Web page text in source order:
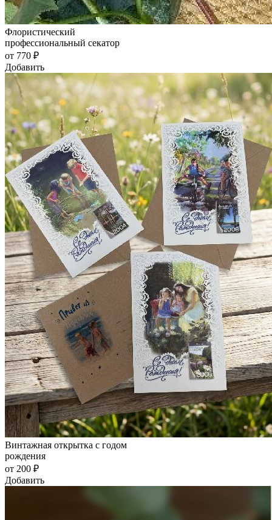
Флористический
профессиональный секатор
от 770 ₽
Добавить
Винтажная открытка с годом
рождения
от 200 ₽
Добавить